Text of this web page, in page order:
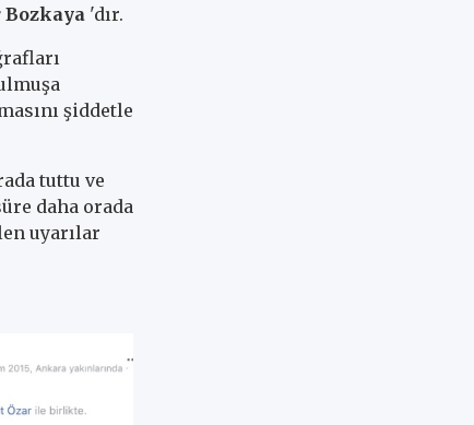
'dır.
şiddetle
tuttu ve
daha orada
uyarılar